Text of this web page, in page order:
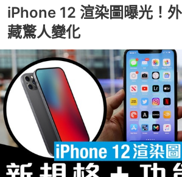
iPhone 12 渲染圖曝光！
藏驚人變化